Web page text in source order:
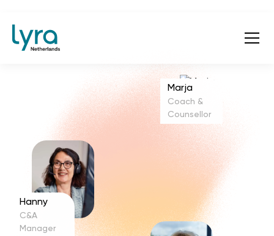
Hanny
C&A
Manager
Marja
Coach &
Counsellor